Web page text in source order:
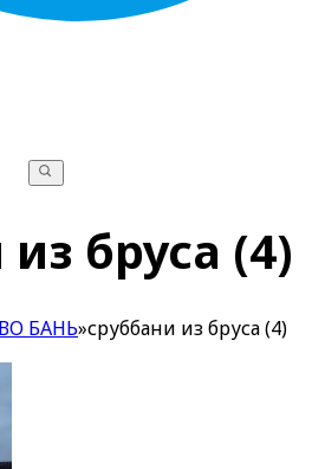
бруса (4)
БАНЬ»сруббани из бруса (4)